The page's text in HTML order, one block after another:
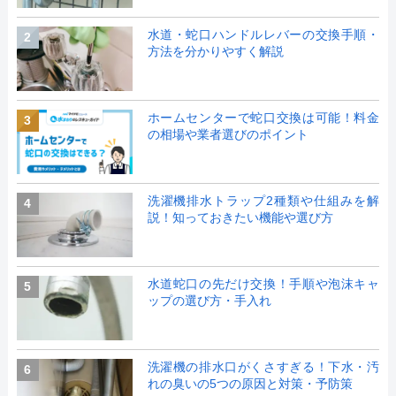
2
水道・蛇口ハンドルレバーの交換手順・
方法を分かりやすく解説
3
ホームセンターで蛇口交換は可能！料金
の相場や業者選びのポイント
4
洗濯機排水トラップ2種類や仕組みを解
説！知っておきたい機能や選び方
5
水道蛇口の先だけ交換！手順や泡沫キャ
ップの選び方・手入れ
6
洗濯機の排水口がくさすぎる！下水・汚
れの臭いの5つの原因と対策・予防策